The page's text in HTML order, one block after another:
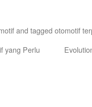
and tagged otomotif
yang Perlu